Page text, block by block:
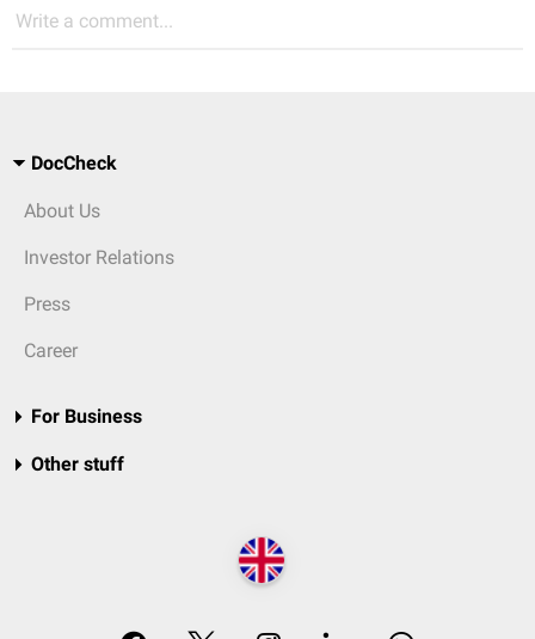
Write a comment...
DocCheck
About Us
Investor Relations
Press
Career
For Business
Other stuff